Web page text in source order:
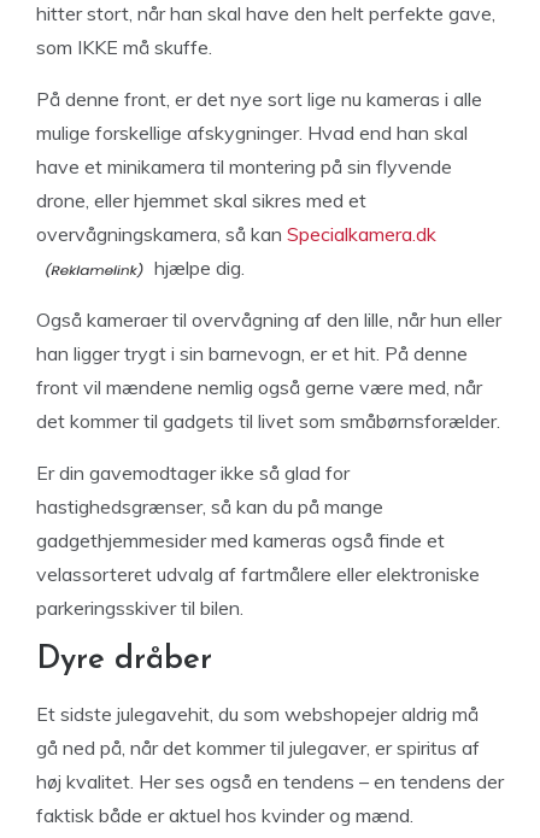
hitter stort, når han skal have den helt perfekte gave,
som IKKE må skuffe.
På denne front, er det nye sort lige nu kameras i alle
mulige forskellige afskygninger. Hvad end han skal
have et minikamera til montering på sin flyvende
drone, eller hjemmet skal sikres med et
overvågningskamera, så kan Specialkamera.dk
hjælpe dig.
Også kameraer til overvågning af den lille, når hun eller
han ligger trygt i sin barnevogn, er et hit. På denne
front vil mændene nemlig også gerne være med, når
det kommer til gadgets til livet som småbørnsforælder.
Er din gavemodtager ikke så glad for
hastighedsgrænser, så kan du på mange
gadgethjemmesider med kameras også finde et
velassorteret udvalg af fartmålere eller elektroniske
parkeringsskiver til bilen.
Dyre dråber
Et sidste julegavehit, du som webshopejer aldrig må
gå ned på, når det kommer til julegaver, er spiritus af
høj kvalitet. Her ses også en tendens – en tendens der
faktisk både er aktuel hos kvinder og mænd.